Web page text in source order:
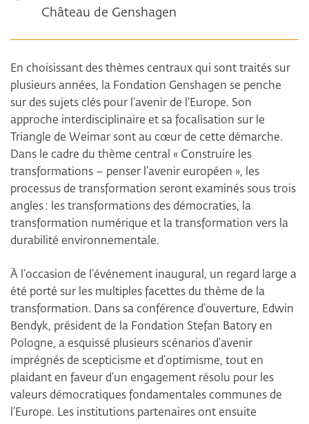
Château de Genshagen
En choisissant des thèmes centraux qui sont traités sur
plusieurs années, la Fondation Genshagen se penche
sur des sujets clés pour l’avenir de l’Europe. Son
approche interdisciplinaire et sa focalisation sur le
Triangle de Weimar sont au cœur de cette démarche.
Dans le cadre du thème central « Construire les
transformations – penser l’avenir européen », les
processus de transformation seront examinés sous trois
angles : les transformations des démocraties, la
transformation numérique et la transformation vers la
durabilité environnementale.
À l’occasion de l’événement inaugural, un regard large a
été porté sur les multiples facettes du thème de la
transformation. Dans sa conférence d’ouverture, Edwin
Bendyk, président de la Fondation Stefan Batory en
Pologne, a esquissé plusieurs scénarios d’avenir
imprégnés de scepticisme et d’optimisme, tout en
plaidant en faveur d’un engagement résolu pour les
valeurs démocratiques fondamentales communes de
l’Europe. Les institutions partenaires ont ensuite